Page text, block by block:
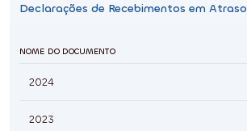
Declarações de Recebimentos em Atraso
NOME DO DOCUMENTO
2024
2023